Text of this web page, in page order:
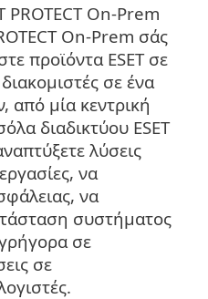
PROTECT On-Prem
On-Prem σάς
προϊόντα ESET σε
σε ένα
από μία κεντρική
διαδικτύου ESET
λύσεις
να
να
συστήματος
σε
σε